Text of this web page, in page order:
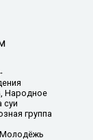
Народное
суи
группа
Молодёжь